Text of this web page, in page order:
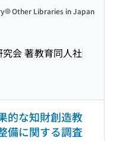
会 著教育同人社
Other Libraries in Japan
的な知財創造教
備に関する調査